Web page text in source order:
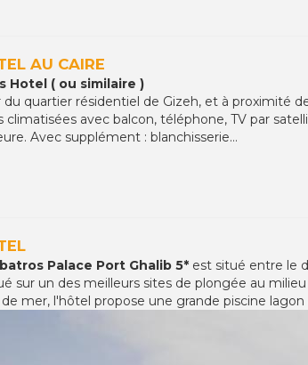
AU CAIRE
Hotel ( ou similaire )
quartier résidentiel de Gizeh, et à proximité
avec balcon, téléphone, TV par
Avec supplément : blanchisserie…
Palace Port Ghalib 5* est situé entre le
sur un des meilleurs sites de plongée au
mer, l'hôtel propose une grande piscine